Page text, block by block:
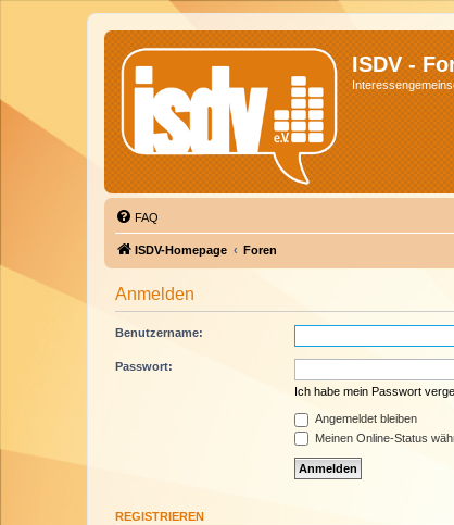
ISDV -
FAQ
ISDV-Homepage Foren
Anmelden
Benutzername:
Passwort:
Ich habe mein Passwort
Angemeldet bleiben
Meinen Online-Status
REGISTRIEREN